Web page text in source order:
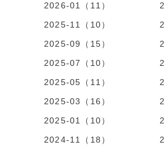
2026-01（11）
2025-11（10）
2025-09（15）
2025-07（10）
2025-05（11）
2025-03（16）
2025-01（10）
2024-11（18）